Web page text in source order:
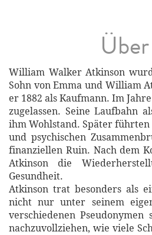
William Walker Atkinson
Sohn von Emma und William
er 1882 als Kaufmann. Im
zugelassen. Seine Laufbahn
ihm Wohlstand. Später
und psychischen
finanziellen Ruin. Nach dem
Atkinson die
Gesundheit.
Atkinson trat besonders als
nicht nur unter seinem
verschiedenen
nachzuvollziehen, wie viele